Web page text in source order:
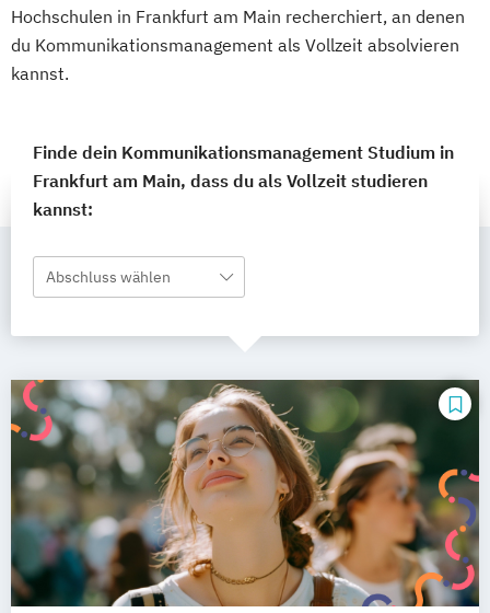
Hochschulen in Frankfurt am Main recherchiert, an denen
du Kommunikationsmanagement als Vollzeit absolvieren
kannst.
Finde dein Kommunikationsmanagement Studium in
Frankfurt am Main, dass du als Vollzeit studieren
kannst:
Abschluss wählen